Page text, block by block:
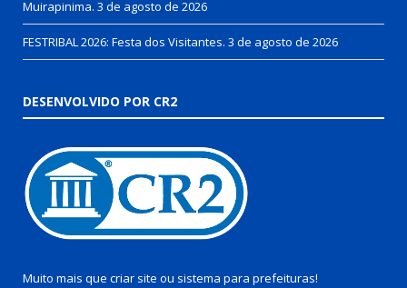
Muirapinima. 3 de agosto de 2026
FESTRIBAL 2026: Festa dos Visitantes. 3 de agosto de 2026
DESENVOLVIDO POR CR2
Muito mais que criar site ou sistema para prefeituras!